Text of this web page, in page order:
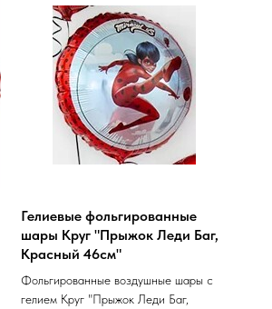
Гелиевые фольгированные
шары Круг "Прыжок Леди Баг,
Красный 46см"
Фольгированные воздушные шары с
гелием Круг "Прыжок Леди Баг,